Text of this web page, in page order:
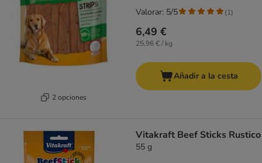
2 opciones
6,49 €
25,96 € / kg
Valorar: 5/5 (1)
Añadir a la cesta
Vitakraft Beef Sticks Rustico
55 g